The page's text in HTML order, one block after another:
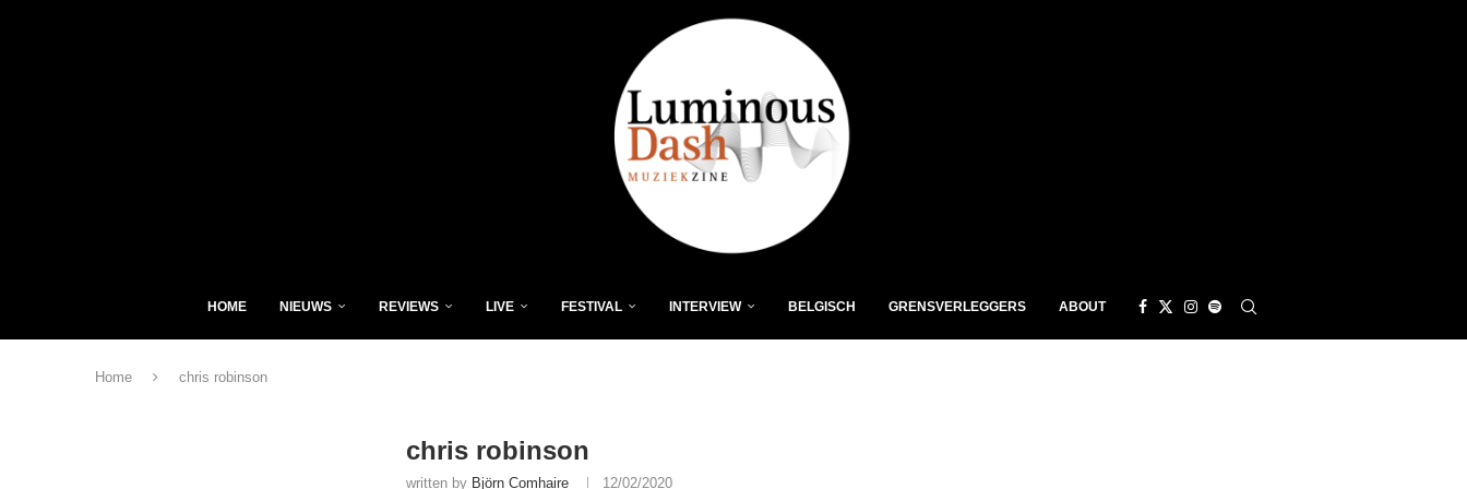
HOME NIEUWS REVIEWS LIVE FESTIVAL INTERVIEW BELGISCH GRENSVERLEGGERS ABOUT
Home chris robinson
chris robinson
written by Björn Comhaire 12/02/2020